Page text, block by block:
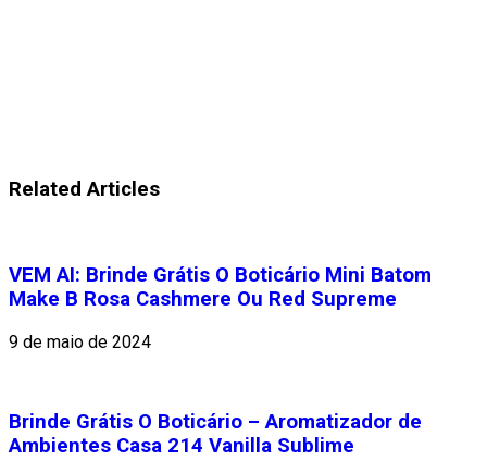
Related Articles
VEM AI: Brinde Grátis O Boticário Mini Batom
Make B Rosa Cashmere Ou Red Supreme
9 de maio de 2024
Brinde Grátis O Boticário – Aromatizador de
Ambientes Casa 214 Vanilla Sublime